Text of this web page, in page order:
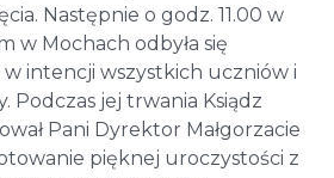
Następnie o godz. 11.00 w
w Mochach odbyła się
w intencji wszystkich uczniów i
Podczas jej trwania Ksiądz
Pani Dyrektor Małgorzacie
pięknej uroczystości z